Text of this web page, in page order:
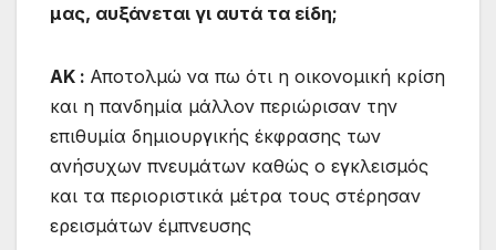
μας, αυξάνεται γι αυτά τα είδη;
ΑΚ : Αποτολμώ να πω ότι η οικονομική κρίση
και η πανδημία μάλλον περιώρισαν την
επιθυμία δημιουργικής έκφρασης των
ανήσυχων πνευμάτων καθώς ο εγκλεισμός
και τα περιοριστικά μέτρα τους στέρησαν
ερεισμάτων έμπνευσης